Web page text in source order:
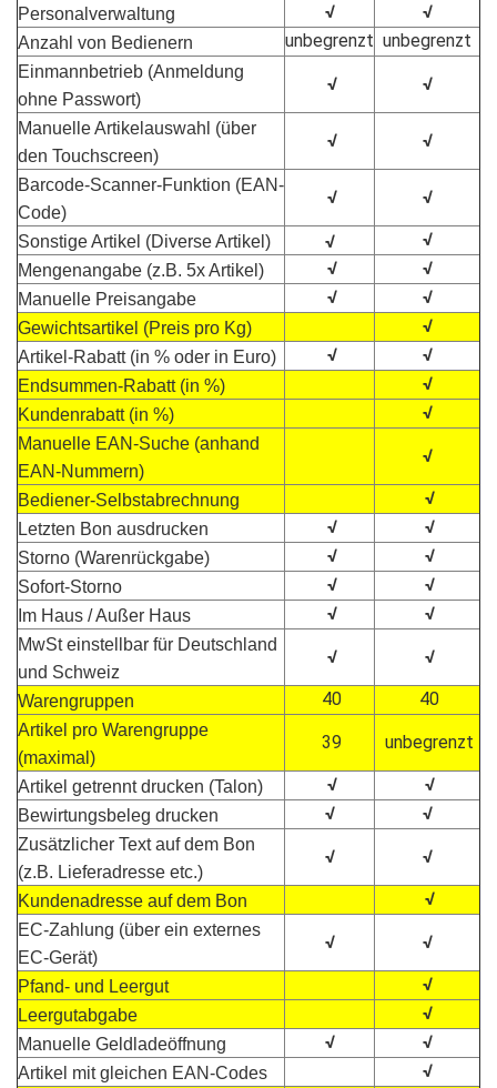
Personalverwaltung √ √
Anzahl von Bedienern unbegrenzt unbegrenzt
Einmannbetrieb (Anmeldung
ohne Passwort)
√ √
Manuelle Artikelauswahl (über
den Touchscreen)
√ √
Barcode-Scanner-Funktion (EAN-
Code)
√ √
Sonstige Artikel (Diverse Artikel) √ √
Mengenangabe (z.B. 5x Artikel) √ √
Manuelle Preisangabe √ √
Gewichtsartikel (Preis pro Kg) √
Artikel-Rabatt (in % oder in Euro) √ √
Endsummen-Rabatt (in %) √
Kundenrabatt (in %) √
Manuelle EAN-Suche (anhand
EAN-Nummern)
√
Bediener-Selbstabrechnung √
Letzten Bon ausdrucken √ √
Storno (Warenrückgabe) √ √
Sofort-Storno √ √
Im Haus / Außer Haus √ √
MwSt einstellbar für Deutschland
und Schweiz
√ √
Warengruppen 40 40
Artikel pro Warengruppe
(maximal)
39 unbegrenzt
Artikel getrennt drucken (Talon) √ √
Bewirtungsbeleg drucken √ √
Zusätzlicher Text auf dem Bon
(z.B. Lieferadresse etc.)
√ √
Kundenadresse auf dem Bon √
EC-Zahlung (über ein externes
EC-Gerät)
√ √
Pfand- und Leergut √
Leergutabgabe √
Manuelle Geldladeöffnung √ √
Artikel mit gleichen EAN-Codes √